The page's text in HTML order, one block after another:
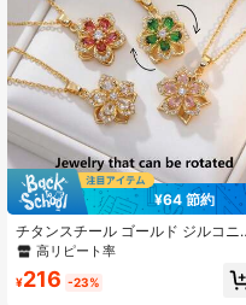
¥64 節約
チタンスチール ゴールド ジルコニ
紅梅の花ネックレス、ストレス解消
なクリスマス 新年ジュエリー、結
高リピート率
¥216 -23%